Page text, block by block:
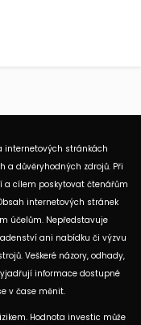
internetových stránkách
a důvěryhodných zdrojů. Při
a cílem poskytovat čtenářům
internetových stránek
účelům. Nepředstavuje
ani nabídku či výzvu
Veškeré názory, odhady,
informace dostupné
v čase měnit.
Hodnota investic může